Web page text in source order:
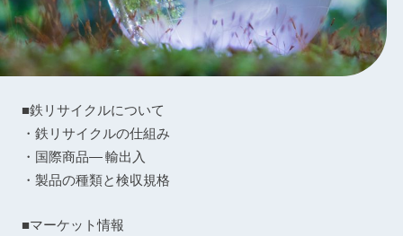
■鉄リサイクルについて
・鉄リサイクルの仕組み
・国際商品― 輸出入
・製品の種類と検収規格
■マーケット情報